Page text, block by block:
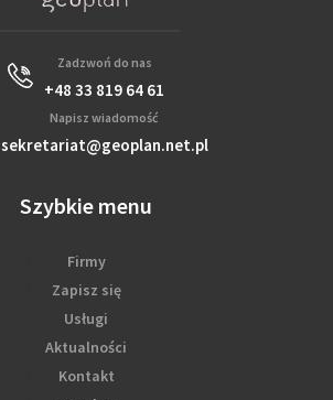
Zadzwoń do nas
+48 33 819 64 61
Napisz wiadomość
sekretariat@geoplan.net.pl
Szybkie menu
Firmy
Zapisz się
Usługi
Aktualności
Kontakt